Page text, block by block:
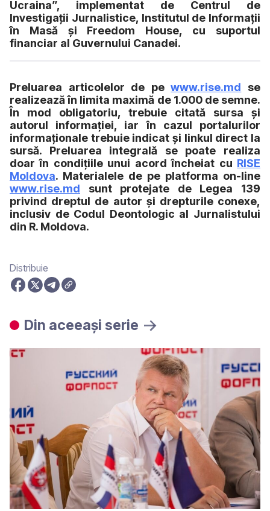
Ucraina”, implementat de Centrul de
Investigaţii Jurnalistice, Institutul de Informaţii
în Masă şi Freedom House, cu suportul
financiar al Guvernului Canadei.
Preluarea articolelor de pewww.rise.md se
realizează în limita maximă de 1.000 de semne.
În mod obligatoriu, trebuie citată sursa și
autorul informației, iar în cazul portalurilor
informaționale trebuie indicat și linkul direct la
sursă. Preluarea integrală se poate realiza
doar în condițiile unui acord încheiat cu RISE
Moldova. Materialele de pe platforma on-line
www.rise.md sunt protejate de Legea 139
privind dreptul de autor și drepturile conexe,
inclusiv de Codul Deontologic al Jurnalistului
din R. Moldova.
Distribuie
Din aceeași serie